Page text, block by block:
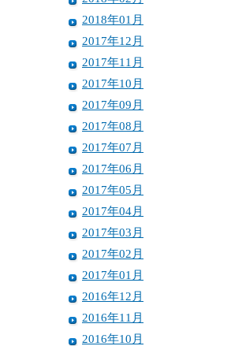
2018年01月
2017年12月
2017年11月
2017年10月
2017年09月
2017年08月
2017年07月
2017年06月
2017年05月
2017年04月
2017年03月
2017年02月
2017年01月
2016年12月
2016年11月
2016年10月